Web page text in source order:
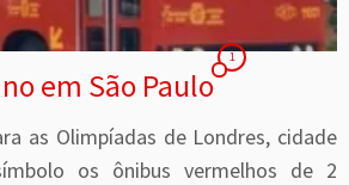
em São Paulo
1
as Olimpíadas de Londres, cidade
os ônibus vermelhos de 2